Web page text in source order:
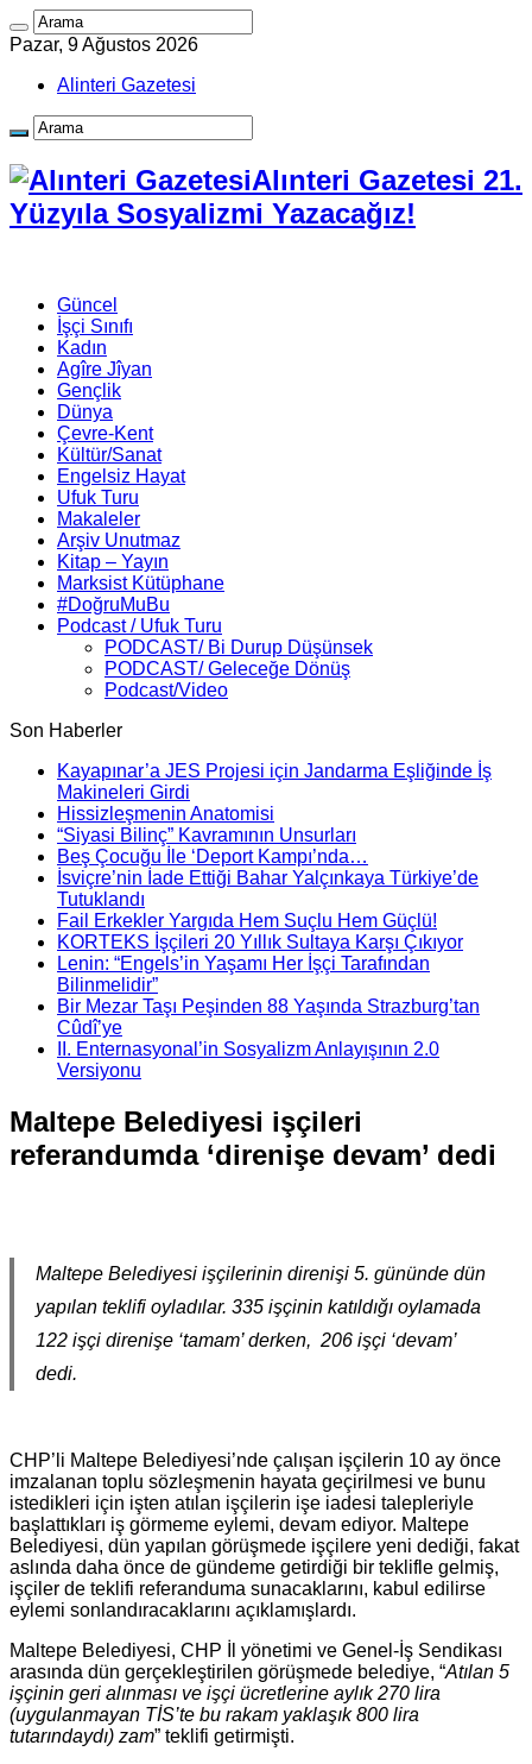
Pazar, 9 Ağustos 2026
Alinteri Gazetesi
Alınteri Gazetesi 21.
Yüzyıla Sosyalizmi Yazacağız!
Güncel
İşçi Sınıfı
Kadın
Agîre Jîyan
Gençlik
Dünya
Çevre-Kent
Kültür/Sanat
Engelsiz Hayat
Ufuk Turu
Makaleler
Arşiv Unutmaz
Kitap – Yayın
Marksist Kütüphane
#DoğruMuBu
Podcast / Ufuk Turu
PODCAST/ Bi Durup Düşünsek
PODCAST/ Geleceğe Dönüş
Podcast/Video
Son Haberler
Kayapınar’a JES Projesi için Jandarma Eşliğinde İş
Makineleri Girdi
Hissizleşmenin Anatomisi
“Siyasi Bilinç” Kavramının Unsurları
Beş Çocuğu İle ‘Deport Kampı’nda…
İsviçre’nin İade Ettiği Bahar Yalçınkaya Türkiye’de
Tutuklandı
Fail Erkekler Yargıda Hem Suçlu Hem Güçlü!
KORTEKS İşçileri 20 Yıllık Sultaya Karşı Çıkıyor
Lenin: “Engels’in Yaşamı Her İşçi Tarafından
Bilinmelidir”
Bir Mezar Taşı Peşinden 88 Yaşında Strazburg’tan
Cûdî’ye
II. Enternasyonal’in Sosyalizm Anlayışının 2.0
Versiyonu
Maltepe Belediyesi işçileri
referandumda ‘direnişe devam’ dedi
Maltepe Belediyesi işçilerinin direnişi 5. gününde dün
yapılan teklifi oyladılar. 335 işçinin katıldığı oylamada
122 işçi direnişe ‘tamam’ derken, 206 işçi ‘devam’
dedi.
CHP’li Maltepe Belediyesi’nde çalışan işçilerin 10 ay önce
imzalanan toplu sözleşmenin hayata geçirilmesi ve bunu
istedikleri için işten atılan işçilerin işe iadesi talepleriyle
başlattıkları iş görmeme eylemi, devam ediyor. Maltepe
Belediyesi, dün yapılan görüşmede işçilere yeni dediği, fakat
aslında daha önce de gündeme getirdiği bir teklifle gelmiş,
işçiler de teklifi referanduma sunacaklarını, kabul edilirse
eylemi sonlandıracaklarını açıklamışlardı.
Maltepe Belediyesi, CHP İl yönetimi ve Genel-İş Sendikası
arasında dün gerçekleştirilen görüşmede belediye, “Atılan 5
işçinin geri alınması ve işçi ücretlerine aylık 270 lira
(uygulanmayan TİS’te bu rakam yaklaşık 800 lira
tutarındaydı) zam” teklifi getirmişti.